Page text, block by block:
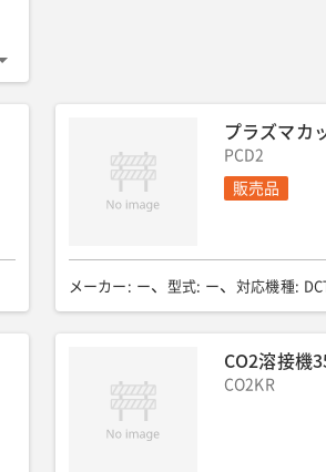
プラズマカ
PCD2
販売品
メーカー : ー 型式: ー 対応機種:
CO2溶接機
CO2KR